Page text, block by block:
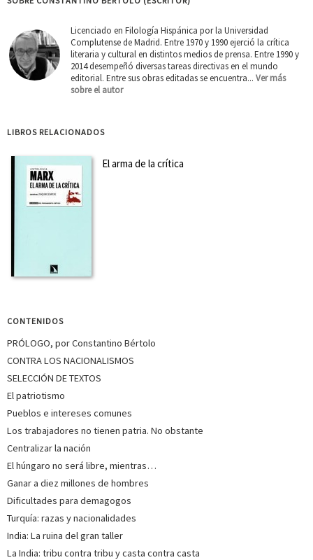
Licenciado en Filología Hispánica por la Universidad
Complutense de Madrid. Entre 1970 y 1990 ejerció la crítica
literaria y cultural en distintos medios de prensa. Entre 1990 y
2014 desempeñó diversas tareas directivas en el mundo
editorial. Entre sus obras editadas se encuentra... Ver más
sobre el autor
LIBROS RELACIONADOS
El arma de la crítica
CONTENIDOS
PRÓLOGO, por Constantino Bértolo
CONTRA LOS NACIONALISMOS
SELECCIÓN DE TEXTOS
El patriotismo
Pueblos e intereses comunes
Los trabajadores no tienen patria. No obstante
Centralizar la nación
El húngaro no será libre, mientras…
Ganar a diez millones de hombres
Dificultades para demagogos
Turquía: razas y nacionalidades
India: La ruina del gran taller
La India: tribu contra tribu y casta contra casta